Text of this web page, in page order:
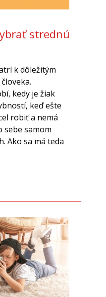
strednú
k dôležitým
kedy je žiak
keď ešte
robiť a nemá
samom
Ako sa má teda